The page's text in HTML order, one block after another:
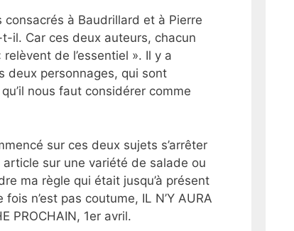
à Baudrillard et à Pierre
il. Car ces deux auteurs, chacun
de l’essentiel ». Il y a
deux personnages, qui sont
nous faut considérer comme
sur ces deux sujets s’arrêter
sur une variété de salade ou
ma règle qui était jusqu’à présent
n’est pas coutume, IL N’Y AURA
PROCHAIN, 1er avril.